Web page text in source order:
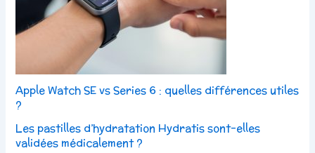
Apple Watch SE vs Series 6 : quelles différences utiles
?
Les pastilles d’hydratation Hydratis sont-elles
validées médicalement ?